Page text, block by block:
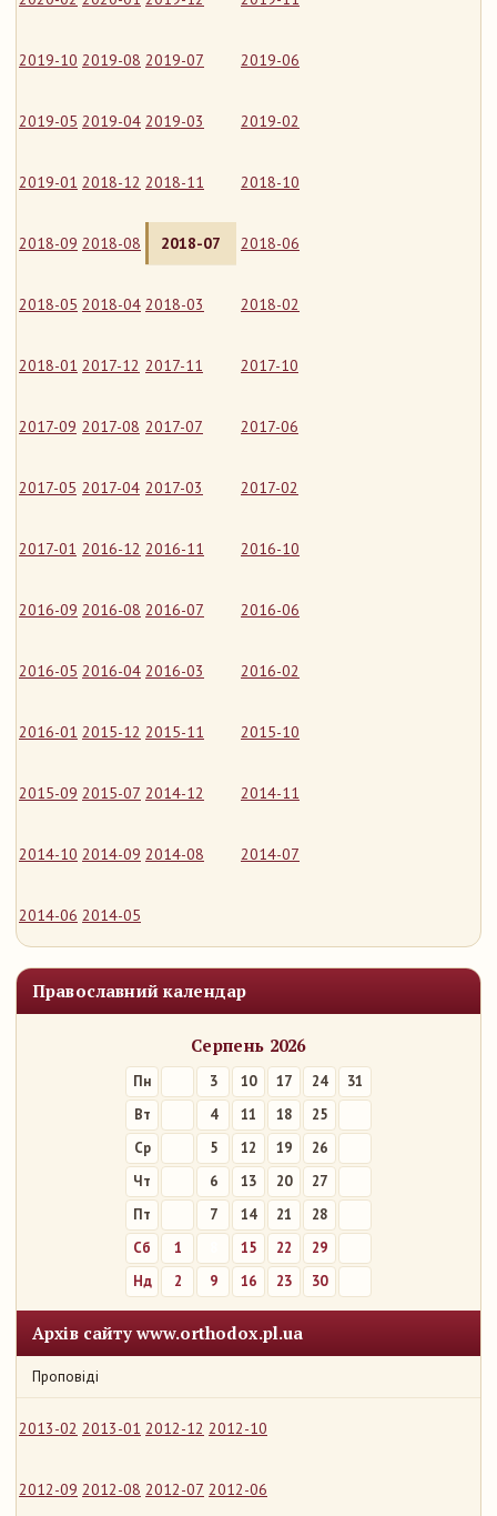
2019-10 2019-08 2019-07 2019-06
2019-05 2019-04 2019-03 2019-02
2019-01 2018-12 2018-11 2018-10
2018-09 2018-08 2018-07 2018-06
2018-05 2018-04 2018-03 2018-02
2018-01 2017-12 2017-11 2017-10
2017-09 2017-08 2017-07 2017-06
2017-05 2017-04 2017-03 2017-02
2017-01 2016-12 2016-11 2016-10
2016-09 2016-08 2016-07 2016-06
2016-05 2016-04 2016-03 2016-02
2016-01 2015-12 2015-11 2015-10
2015-09 2015-07 2014-12 2014-11
2014-10 2014-09 2014-08 2014-07
2014-06 2014-05
Православний календар
Серпень 2026
Пн 3 10 17 24
31
Вт
4 11 18
25
Ср
5 12 19
26
Чт
6 13 20
27
Пт
7 14 21
28
Сб
1 15 22
29
Нд
2 9 16 23 30
Архів сайту www.orthodox.pl.ua
Проповіді
2013-02 2013-01 2012-12 2012-10
2012-09 2012-08 2012-07 2012-06